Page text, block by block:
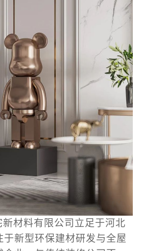
材料有限公司立足于河北
于新型环保建材研发与全屋